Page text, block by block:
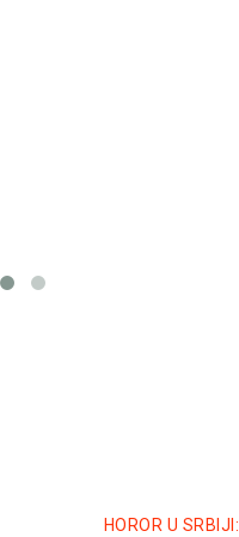
HOROR U SRBIJI: